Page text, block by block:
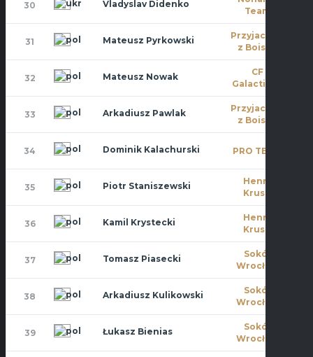
30 Vladyslav Didenko
Team
31 Mateusz Pyrkowski
Przyjaciele
z Boiska
32 Mateusz Nowak
CF
Galacticos
33 Arkadiusz Pawlak
Przyjaciele
z Boiska
34 Dominik Kalachurski PRO TEAM
35 Piotr Staniszewski
Henry
Kruse
36 Kamil Krystecki
Henry
Kruse
37 Tomasz Piasecki
Sokół
Wrocław
38 Arkadiusz Kulikowski
Sokół
Wrocław
39 Łukasz Bienias
Sokół
Wrocław